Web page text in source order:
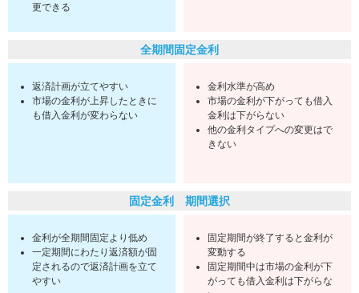
更できる
全期間固定金利
返済計画が立てやすい
市場の金利が上昇したときに
も借入金利が変わらない
金利水準が高め
市場の金利が下がっても借入
金利は下がらない
他の金利タイプへの変更はで
きない
固定金利 期間選択
金利が全期間固定より低め
一定期間にわたり返済額が固
定されるので返済計画を立て
やすい
固定期間が終了すると金利が
変動する
固定期間中は市場の金利が下
がっても借入金利は下がらな